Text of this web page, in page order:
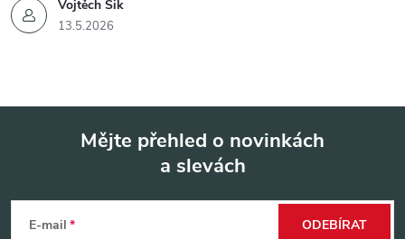
Vojtěch Šik
13.5.2026
Mějte přehled o novinkách
a slevách
E-mail ODEBÍRAT